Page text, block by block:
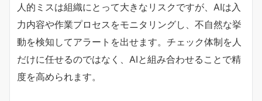
人的ミスは組織にとって大きなリスクですが、AIは入
力内容や作業プロセスをモニタリングし、不自然な挙
動を検知してアラートを出せます。チェック体制を人
だけに任せるのではなく、AIと組み合わせることで精
度を高められます。